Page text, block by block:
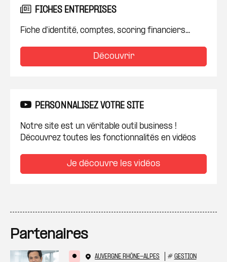
FICHES ENTREPRISES
Fiche d'identité, comptes, scoring financiers...
Découvrir
PERSONNALISEZ VOTRE SITE
Notre site est un véritable outil business !
Découvrez toutes les fonctionnalités en vidéos
Je découvre les vidéos
Partenaires
AUVERGNE RHÔNE-ALPES # GESTION